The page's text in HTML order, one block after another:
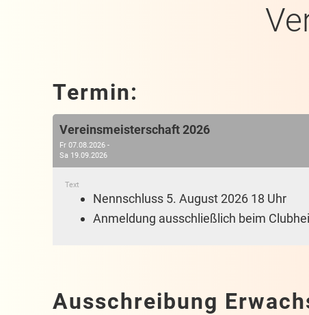
Termin:
Vereinsmeisterschaft 2026
Fr 07.08.2026 -
Sa 19.09.2026
Text
Nennschluss 5. August 2026 18 Uhr
Anmeldung ausschließlich beim
Ausschreibung